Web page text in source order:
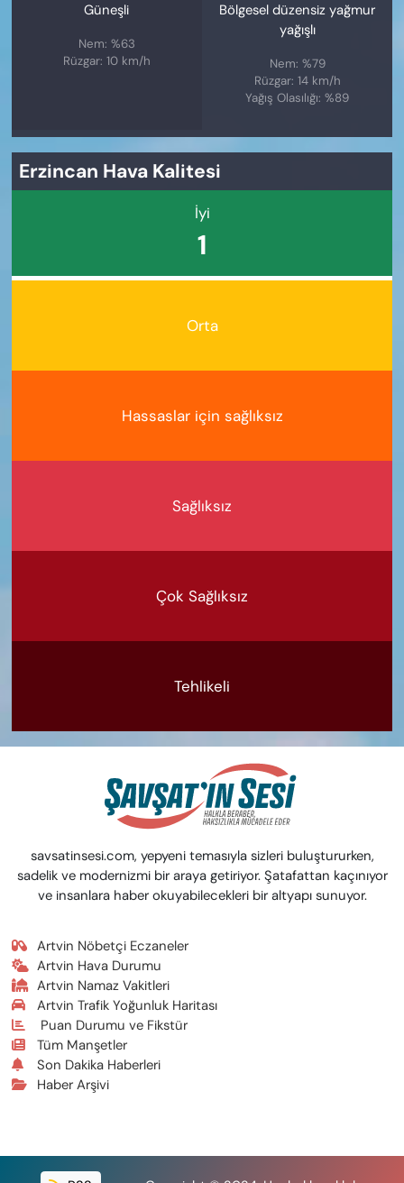
Güneşli
Nem: %63
Rüzgar: 10 km/h
Bölgesel düzensiz yağmur
yağışlı
Nem: %79
Rüzgar: 14 km/h
Yağış Olasılığı: %89
Erzincan Hava Kalitesi
İyi
1
Orta
Hassaslar için sağlıksız
Sağlıksız
Çok Sağlıksız
Tehlikeli
savsatinsesi.com, yepyeni temasıyla sizleri buluştururken,
sadelik ve modernizmi bir araya getiriyor. Şatafattan kaçınıyor
ve insanlara haber okuyabilecekleri bir altyapı sunuyor.
Artvin Nöbetçi Eczaneler
Artvin Hava Durumu
Artvin Namaz Vakitleri
Artvin Trafik Yoğunluk Haritası
Puan Durumu ve Fikstür
Tüm Manşetler
Son Dakika Haberleri
Haber Arşivi